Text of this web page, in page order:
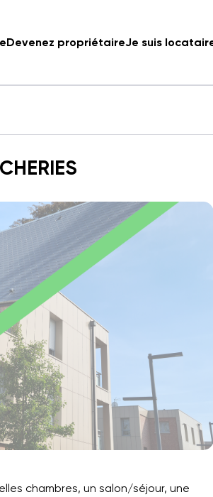
Devenez propriétaireJe suis
chambres, un salon/séjour, une